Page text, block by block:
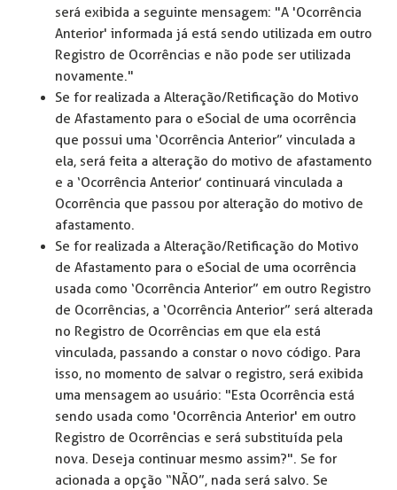
será exibida a seguinte mensagem: "A 'Ocorrência
Anterior' informada já está sendo utilizada em outro
Registro de Ocorrências e não pode ser utilizada
novamente."
Se for realizada a Alteração/Retificação do Motivo
de Afastamento para o eSocial de uma ocorrência
que possui uma ‘Ocorrência Anterior” vinculada a
ela, será feita a alteração do motivo de afastamento
e a ‘Ocorrência Anterior’ continuará vinculada a
Ocorrência que passou por alteração do motivo de
afastamento.
Se for realizada a Alteração/Retificação do Motivo
de Afastamento para o eSocial de uma ocorrência
usada como ‘Ocorrência Anterior” em outro Registro
de Ocorrências, a ‘Ocorrência Anterior” será alterada
no Registro de Ocorrências em que ela está
vinculada, passando a constar o novo código. Para
isso, no momento de salvar o registro, será exibida
uma mensagem ao usuário: "Esta Ocorrência está
sendo usada como 'Ocorrência Anterior' em outro
Registro de Ocorrências e será substituída pela
nova. Deseja continuar mesmo assim?". Se for
acionada a opção “NÃO”, nada será salvo. Se